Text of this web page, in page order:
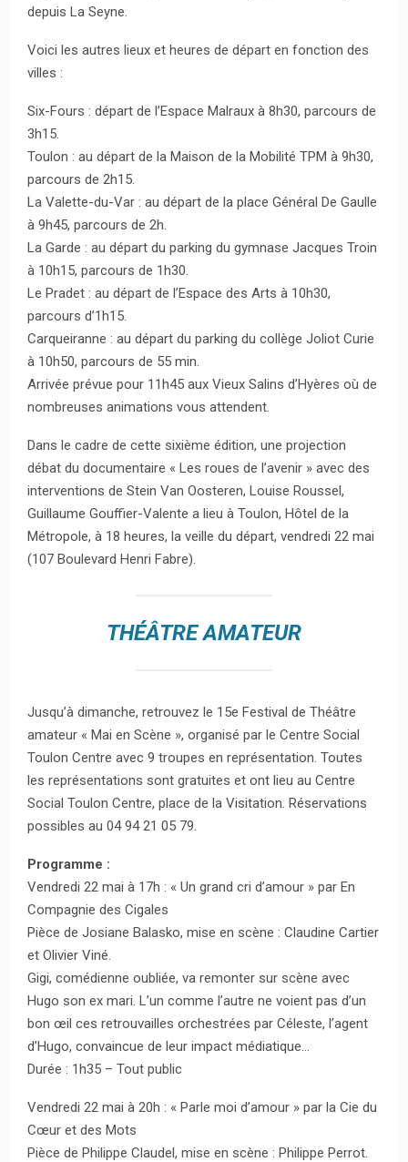
depuis La Seyne.
Voici les autres lieux et heures de départ en fonction des
villes :
Six-Fours : départ de l’Espace Malraux à 8h30, parcours de
3h15.
Toulon : au départ de la Maison de la Mobilité TPM à 9h30,
parcours de 2h15.
La Valette-du-Var : au départ de la place Général De Gaulle
à 9h45, parcours de 2h.
La Garde : au départ du parking du gymnase Jacques Troin
à 10h15, parcours de 1h30.
Le Pradet : au départ de l’Espace des Arts à 10h30,
parcours d’1h15.
Carqueiranne : au départ du parking du collège Joliot Curie
à 10h50, parcours de 55 min.
Arrivée prévue pour 11h45 aux Vieux Salins d’Hyères où de
nombreuses animations vous attendent.
Dans le cadre de cette sixième édition, une projection
débat du documentaire « Les roues de l’avenir » avec des
interventions de Stein Van Oosteren, Louise Roussel,
Guillaume Gouffier-Valente a lieu à Toulon, Hôtel de la
Métropole, à 18 heures, la veille du départ, vendredi 22 mai
(107 Boulevard Henri Fabre).
THÉÂTRE AMATEUR
Jusqu’à dimanche, retrouvez le 15e Festival de Théâtre
amateur « Mai en Scène », organisé par le Centre Social
Toulon Centre avec 9 troupes en représentation. Toutes
les représentations sont gratuites et ont lieu au Centre
Social Toulon Centre, place de la Visitation. Réservations
possibles au 04 94 21 05 79.
Programme :
Vendredi 22 mai à 17h : « Un grand cri d’amour » par En
Compagnie des Cigales
Pièce de Josiane Balasko, mise en scène : Claudine Cartier
et Olivier Viné.
Gigi, comédienne oubliée, va remonter sur scène avec
Hugo son ex mari. L’un comme l’autre ne voient pas d’un
bon œil ces retrouvailles orchestrées par Céleste, l’agent
d’Hugo, convaincue de leur impact médiatique…
Durée : 1h35 – Tout public
Vendredi 22 mai à 20h : « Parle moi d’amour » par la Cie du
Cœur et des Mots
Pièce de Philippe Claudel, mise en scène : Philippe Perrot.